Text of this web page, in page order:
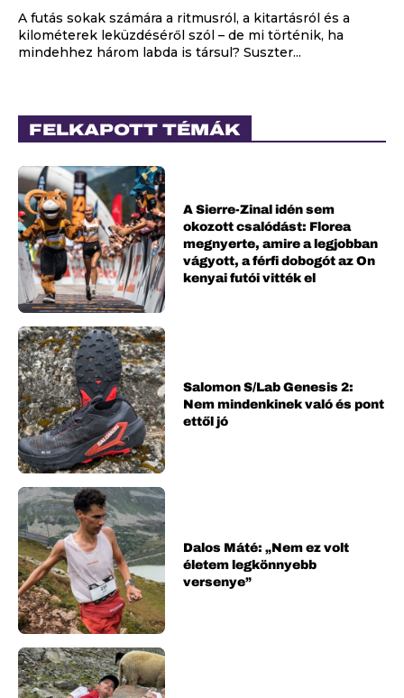
A futás sokak számára a ritmusról, a kitartásról és a
kilométerek leküzdéséről szól – de mi történik, ha
mindehhez három labda is társul? Suszter...
FELKAPOTT TÉMÁK
A Sierre-Zinal idén sem
okozott csalódást: Florea
megnyerte, amire a legjobban
vágyott, a férfi dobogót az On
kenyai futói vitték el
Salomon S/Lab Genesis 2:
Nem mindenkinek való és pont
ettől jó
Dalos Máté: „Nem ez volt
életem legkönnyebb
versenye”